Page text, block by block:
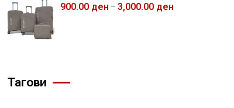
900.00 ден – 3,000.00 ден
Тагови